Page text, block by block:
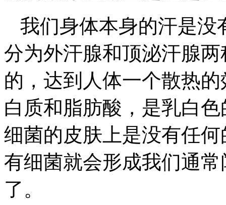
我们身体本身的汗是没
分为外汗腺和顶泌汗腺
的，达到人体一个散热
白质和脂肪酸，是乳白
细菌的皮肤上是没有任
有细菌就会形成我们通
了。